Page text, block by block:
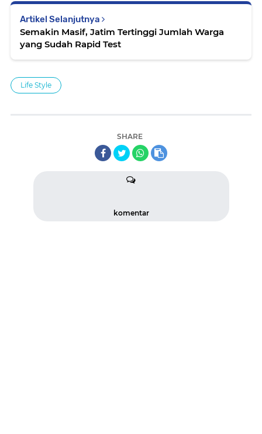
Artikel Selanjutnya
Semakin Masif, Jatim Tertinggi Jumlah Warga
yang Sudah Rapid Test
Life Style
SHARE
komentar